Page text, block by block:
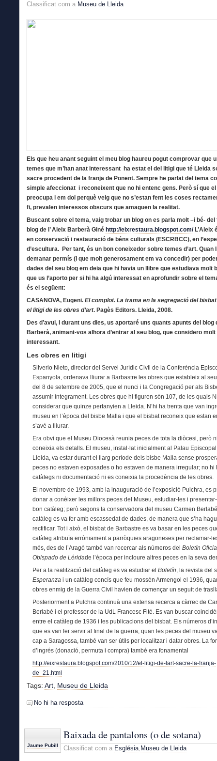
Classificat com a Museu de Lleida
Els que heu anant seguint el meu blog haureu pogut comprovar que
temes que m’han anat interessant ha estat el del litigi que té Lleida
sacre procedent de la franja de Ponent. Sempre he parlat del tema
simple afeccionat i reconeixent que no hi entenc gens. Però sí que
preocupa i em dol perquè veig que no s’estan fent les coses
fi, prevalen interessos obscurs que amaguen la realitat.
Buscant sobre el tema, vaig trobar un blog on es parla molt –i bé- del
blog de l’ Aleix Barberà Giné http://eixrestaura.blogspot.com/L’Aleix
en conservació i restauració de béns culturals (ESCRBCC), en
d’escultura. Per tant, és un bon coneixedor sobre temes d’art. Quan
demanar permís (i que molt generosament em va concedir) per
dades del seu blog em deia que hi havia un llibre que estudiava molt
que us l’aporto per si hi ha algú interessat en aprofundir sobre el
és el següent:
CASANOVA, Eugeni. El complot. La trama en la segregació del
el litigi de les obres d’art. Pagès Editors. Lleida, 2008.
Des d’avui, i durant uns dies, us aportaré uns quants apunts del blog
Barberà, animant-vos alhora d’entrar al seu blog, que considero molt
interessant.
Les obres en litigi
Silverio Nieto, director del Servei Jurídic Civil de la Conferència
Espanyola, ordenava lliurar a Barbastre les obres que estableix al
del 8 de setembre de 2005, que el nunci i la Congregació per als
assumir íntegrament. Les obres que hi figuren són 107, de les quals
considerar que quinze pertanyien a Lleida. N’hi ha trenta que van
museu en l’època del bisbe Malla i que el bisbat reconeix que estan
s’avé a lliurar.
Era obvi que el Museu Diocesà reunia peces de tota la diòcesi, però
coneixia els detalls. El museu, instal·lat inicialment al Palau
Lleida, va estar durant el llarg període dels bisbe Malla sense
peces no estaven exposades o ho estaven de manera irregular; no hi
catàlegs ni documentació ni es coneixia la procedència de les obres.
El novembre de 1993, amb la inauguració de l’exposició Pulchra, es
donar a conèixer les millors peces del Museu, estudiar-les i
bon catàleg; però segons la conservadora del museu Carmen
catàleg es va fer amb escassedat de dades, de manera que s’ha
rectificar. Tot i això, el bisbat de Barbastre es va basar en les peces
catàleg atribuïa erròniament a parròquies aragoneses per reclamar-
més, des de l’Aragó també van recercar als números delBoletín
Obispado de Léridade l’època per incloure altres peces en la seva
Per a la realització del catàleg es va estudiar elBoletín , la revista del
Esperanza i un catàleg concís que feu mossèn Armengol el 1936,
obres enmig de la Guerra Civil havien de començar un seguit de
Posteriorment a Pulchra continuà una extensa recerca a càrrec de
Berlabé i el professor de la UdL Francesc Fité. Es van buscar
entre el catàleg de 1936 i les publicacions del bisbat. Els números
que es van fer servir al final de la guerra, quan les peces del museu
cap a Saragossa, també van ser útils per localitzar i datar obres. La
d’ingrés (donació, permuta i compra) també era fonamental
http://eixrestaura.blogspot.com/2010/12/el-litigi-de-lart-sacre-la-franja-
de_21.html
Tags: Art Museu de Lleida
No hi ha resposta
Jaume Pubill
Baixada de pantalons (o de sotana)
Classificat com a Església Museu de Lleida